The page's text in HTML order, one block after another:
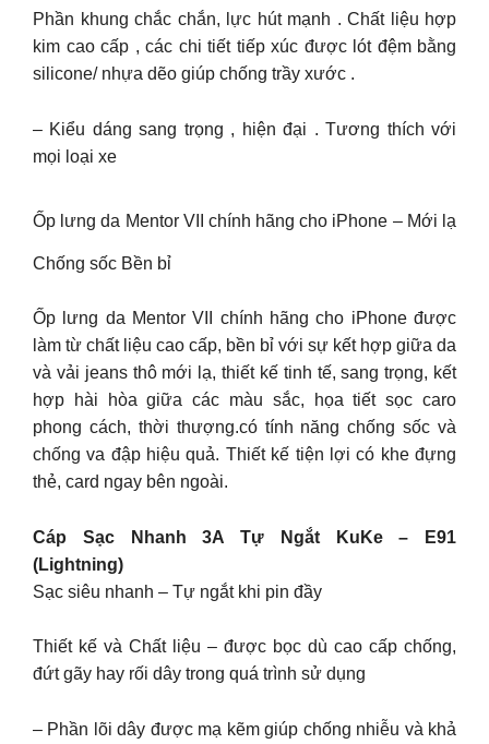
Phần khung chắc chắn, lực hút mạnh . Chất liệu hợp
kim cao cấp , các chi tiết tiếp xúc được lót đệm bằng
silicone/ nhựa dẽo giúp chống trầy xước .
– Kiểu dáng sang trọng , hiện đại . Tương thích với
mọi loại xe
Ốp lưng da Mentor VII chính hãng cho iPhone – Mới lạ
Chống sốc Bền bỉ
Ốp lưng da Mentor VII chính hãng cho iPhone được
làm từ chất liệu cao cấp, bền bỉ với sự kết hợp giữa da
và vải jeans thô mới lạ, thiết kế tinh tế, sang trọng, kết
hợp hài hòa giữa các màu sắc, họa tiết sọc caro
phong cách, thời thượng.có tính năng chống sốc và
chống va đập hiệu quả. Thiết kế tiện lợi có khe đựng
thẻ, card ngay bên ngoài.
Cáp Sạc Nhanh 3A Tự Ngắt KuKe – E91
(Lightning)
Sạc siêu nhanh – Tự ngắt khi pin đầy
Thiết kế và Chất liệu – được bọc dù cao cấp chống,
đứt gãy hay rối dây trong quá trình sử dụng
– Phần lõi dây được mạ kẽm giúp chống nhiễu và khả